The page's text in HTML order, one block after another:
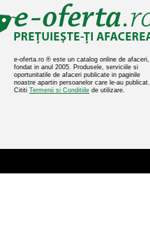
e-oferta.ro ® este un catalog online de afaceri,
fondat in anul 2005. Produsele, serviciile si
oportunitatile de afaceri publicate in paginile
noastre apartin persoanelor care le-au publicat.
Cititi Termenii si Conditiile de utilizare.